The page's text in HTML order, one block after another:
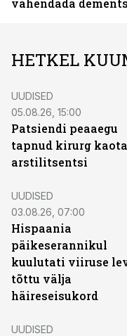
vähendada
HETKEL
UUDISED
05.08.26, 15:00
Patsiendi peaaegu
tapnud kirurg
arstilitsentsi
UUDISED
03.08.26, 07:00
Hispaania
päikeserannikul
kuulutati viiruse
tõttu välja
häireseisukord
UUDISED